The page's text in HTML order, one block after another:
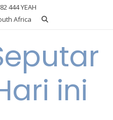
444 YEAH
Africa
ini